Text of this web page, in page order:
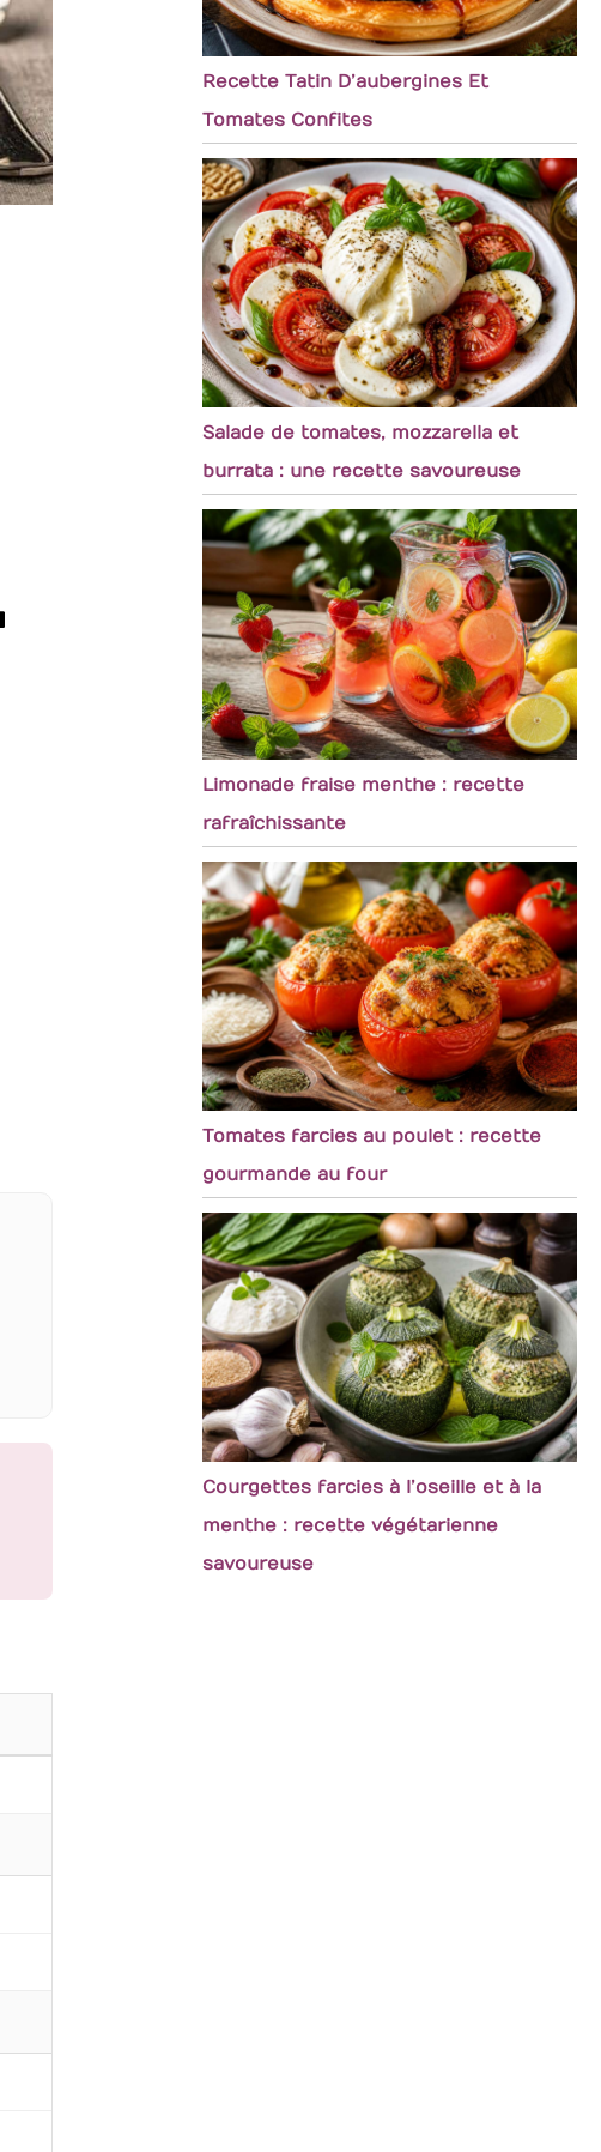
Recette Tatin D’aubergines Et
Tomates Confites
Salade de tomates, mozzarella et
burrata : une recette savoureuse
Limonade fraise menthe : recette
rafraîchissante
Tomates farcies au poulet : recette
gourmande au four
Courgettes farcies à l’oseille et à la
menthe : recette végétarienne
savoureuse